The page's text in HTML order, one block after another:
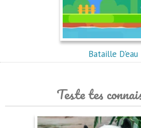
Bataille D'eau
Teste tes